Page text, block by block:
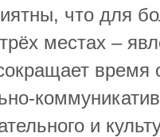
что для
местах –
время
и